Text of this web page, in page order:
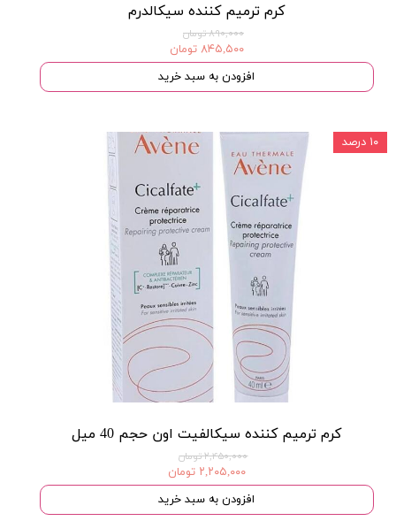
کرم ترمیم کننده سیکالدرم
۸۹۰,۰۰۰ تومان
۸۴۵,۵۰۰ تومان
افزودن به سبد خرید
کرم ترمیم کننده سیکالفیت اون حجم 40 میل
۲,۴۵۰,۰۰۰ تومان
۲,۲۰۵,۰۰۰ تومان
افزودن به سبد خرید
۱۰ درصد